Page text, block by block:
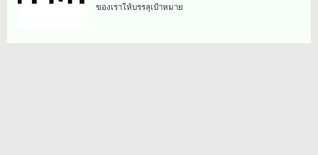
ของเราให้บรรลุเป้าหมาย